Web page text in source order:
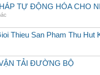
TỰ ĐỘNG HÓA CHO
Thieu San Pham Thu Hut
TẢI ĐƯỜNG BỘ